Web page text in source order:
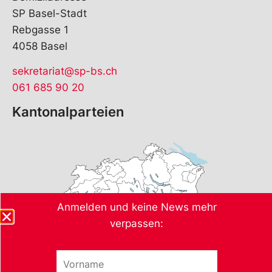
SP Basel-Stadt
Rebgasse 1
4058 Basel
sekretariat@sp-bs.ch
061 685 90 20
Kantonalparteien
Anmelden und keine News mehr
verpassen: